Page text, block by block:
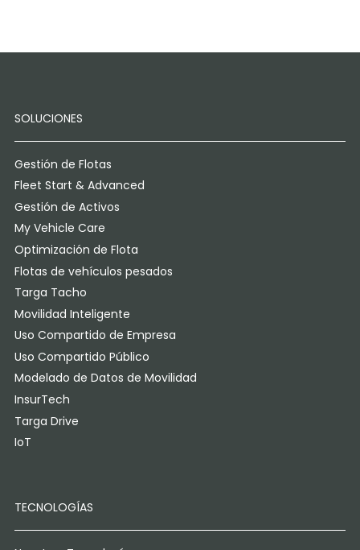
SOLUCIONES
Gestión de Flotas
Fleet Start & Advanced
Gestión de Activos
My Vehicle Care
Optimización de Flota
Flotas de vehículos pesados
Targa Tacho
Movilidad Inteligente
Uso Compartido de Empresa
Uso Compartido Público
Modelado de Datos de Movilidad
InsurTech
Targa Drive
IoT
TECNOLOGÍAS